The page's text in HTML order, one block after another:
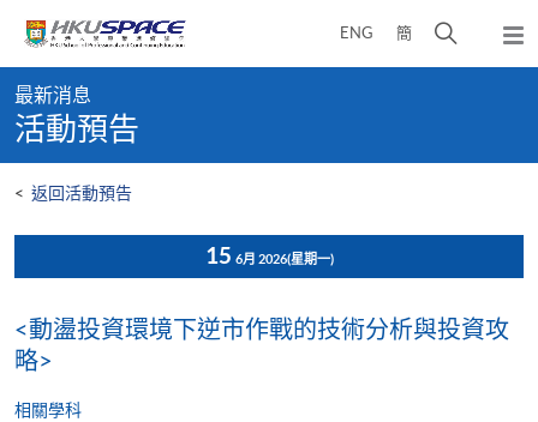
content
ENG 簡
開
彈
出
content
start
最新消息
活動預告
< 返回活動預告
15 6月 2026(星期一)
<動盪投資環境下逆市作戰的技術分析與投資攻
略>
相關學科